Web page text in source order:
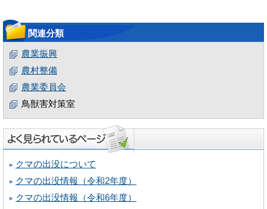
関連分類
農業振興
農村整備
農業委員会
鳥獣害対策室
クマの出没について
クマの出没情報（令和2年度）
クマの出没情報（令和6年度）